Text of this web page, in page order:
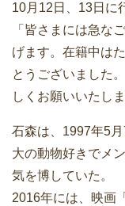
10月12日、13日に
「皆さまには急な
げます。在籍中は
とうございました
しくお願いいたし
石森は、1997年5月
大の動物好きでメ
気を博していた。
2016年には、映画